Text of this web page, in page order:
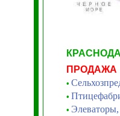
ПРОДАЖА
•
•
•